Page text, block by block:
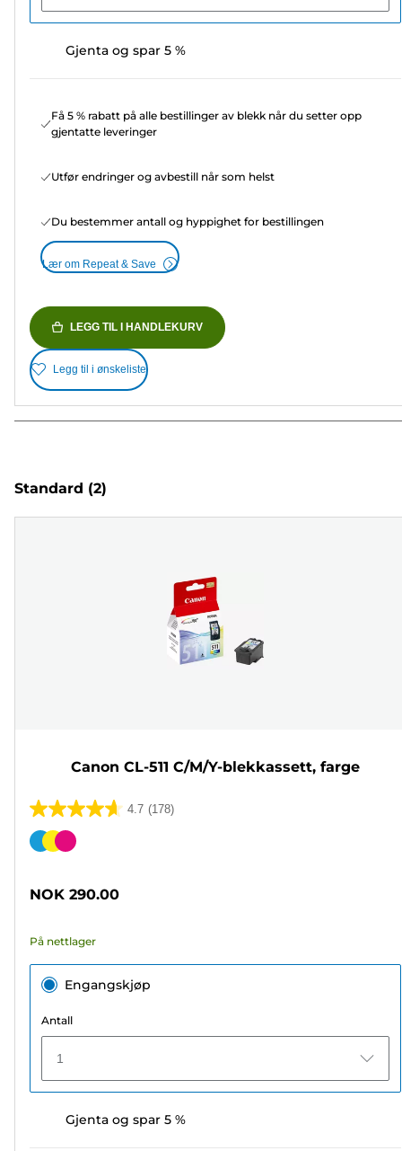
Gjenta og spar 5 %
Få 5 % rabatt på alle bestillinger av blekk når du setter opp
gjentatte leveringer
Utfør endringer og avbestill når som helst
Du bestemmer antall og hyppighet for bestillingen
Lær om Repeat & Save
LEGG TIL I HANDLEKURV
Legg til i ønskeliste
Standard (2)
Canon CL-511 C/M/Y-blekkassett, farge
4.7 (178)
4.7
av
178
Fargekassett
NOK 290.00
På nettlager
Engangskjøp
Antall
1
Gjenta og spar 5 %